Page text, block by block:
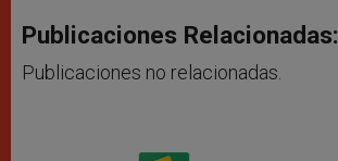
Publicaciones Relacionadas:
Publicaciones no relacionadas.